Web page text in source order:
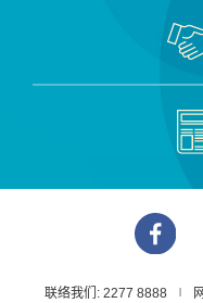
联络我们: 2277 8888